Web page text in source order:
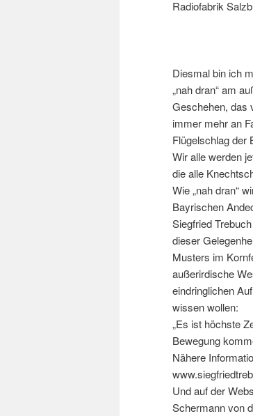
Radiofabrik
Diesmal bin ich
„nah dran“ am
Geschehen, das
immer mehr an
Flügelschlag der
Wir alle werden
die alle
Wie „nah dran“
Bayrischen
Siegfried
dieser
Musters im
außerirdische
eindringlichen
wissen wollen:
„Es ist höchste
Bewegung
Nähere
Und auf der
Schermann von